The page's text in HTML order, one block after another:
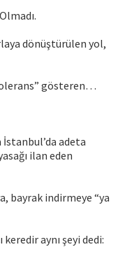
dönüştürülen yol,
gösteren…
İstanbul’da adeta
ilan eden
bayrak indirmeye “ya
aynı şeyi dedi: